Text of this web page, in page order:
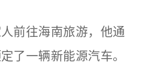
往海南旅游，他通
了一辆新能源汽车。